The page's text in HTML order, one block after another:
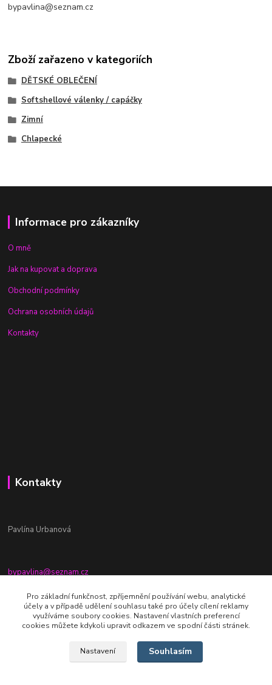
bypavlina@seznam.cz
Zboží zařazeno v kategoriích
DĚTSKÉ OBLEČENÍ
Softshellové válenky / capáčky
Zimní
Chlapecké
Informace pro zákazníky
O mně
Jak na kupovat a doprava
Obchodní podmínky
Ochrana osobních údajů
Kontakty
Kontakty
Pavlína Urbanová
bypavlina@seznam.cz
+420774917196
Fb stránka - By pavlina
Pro základní funkčnost, zpříjemnění používání webu, analytické
účely a v případě udělení souhlasu také pro účely cílení reklamy
využíváme soubory cookies. Nastavení vlastních preferencí
cookies můžete kdykoli upravit odkazem ve spodní části stránek.
Nastavení Souhlasím